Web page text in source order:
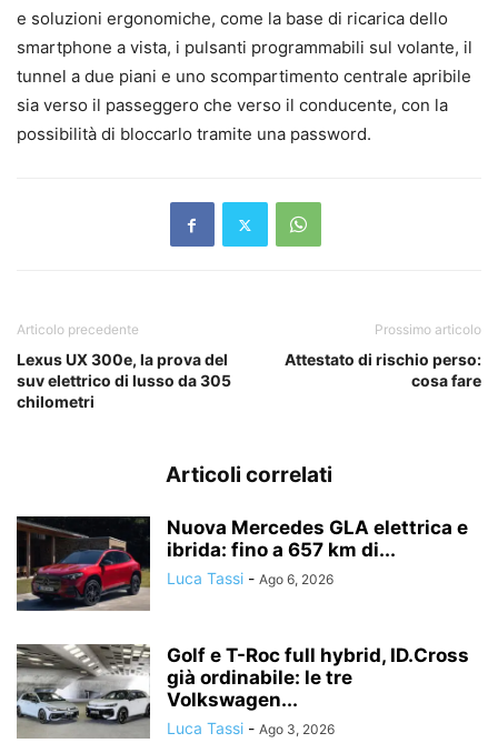
e soluzioni ergonomiche, come la base di ricarica dello
smartphone a vista, i pulsanti programmabili sul volante, il
tunnel a due piani e uno scompartimento centrale apribile
sia verso il passeggero che verso il conducente, con la
possibilità di bloccarlo tramite una password.
Articolo precedente
Lexus UX 300e, la prova del
suv elettrico di lusso da 305
chilometri
Prossimo articolo
Attestato di rischio perso:
cosa fare
Articoli correlati
Nuova Mercedes GLA elettrica e
ibrida: fino a 657 km di...
Luca Tassi - Ago 6, 2026
Golf e T-Roc full hybrid, ID.Cross
già ordinabile: le tre
Volkswagen...
Luca Tassi - Ago 3, 2026